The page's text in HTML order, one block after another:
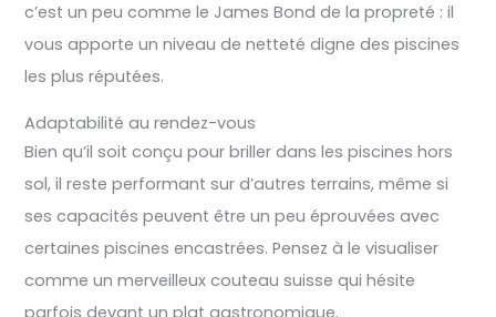
c’est un peu comme le James Bond de la propreté : il
vous apporte un niveau de netteté digne des piscines
les plus réputées.
Adaptabilité au rendez-vous
Bien qu’il soit conçu pour briller dans les piscines hors
sol, il reste performant sur d’autres terrains, même si
ses capacités peuvent être un peu éprouvées avec
certaines piscines encastrées. Pensez à le visualiser
comme un merveilleux couteau suisse qui hésite
parfois devant un plat gastronomique.